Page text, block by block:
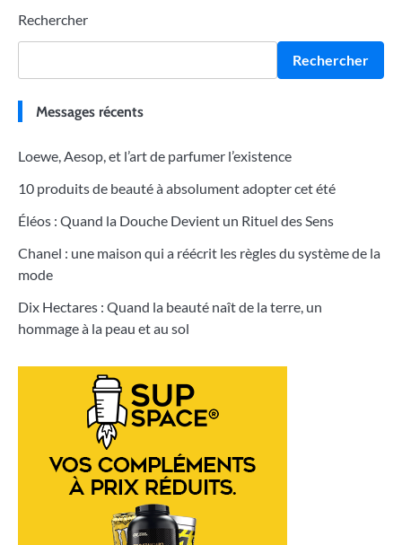
Rechercher
Rechercher
Messages récents
Loewe, Aesop, et l’art de parfumer l’existence
10 produits de beauté à absolument adopter cet été
Éléos : Quand la Douche Devient un Rituel des Sens
Chanel : une maison qui a réécrit les règles du système de la
mode
Dix Hectares : Quand la beauté naît de la terre, un
hommage à la peau et au sol